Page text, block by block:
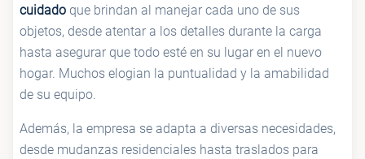
cuidado que brindan al manejar cada uno de sus
objetos, desde atentar a los detalles durante la carga
hasta asegurar que todo esté en su lugar en el nuevo
hogar. Muchos elogian la puntualidad y la amabilidad
de su equipo.
Además, la empresa se adapta a diversas necesidades,
desde mudanzas residenciales hasta traslados para